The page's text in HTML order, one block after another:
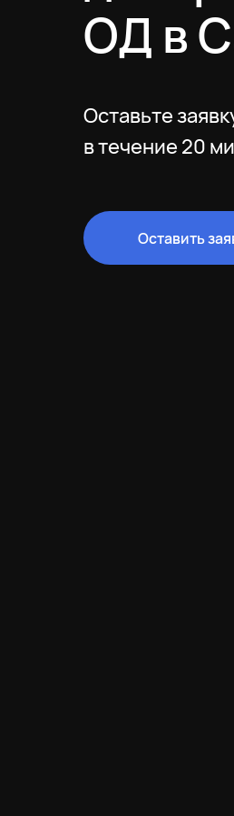
ОД в
Оставьте
в течение 20
Оставить